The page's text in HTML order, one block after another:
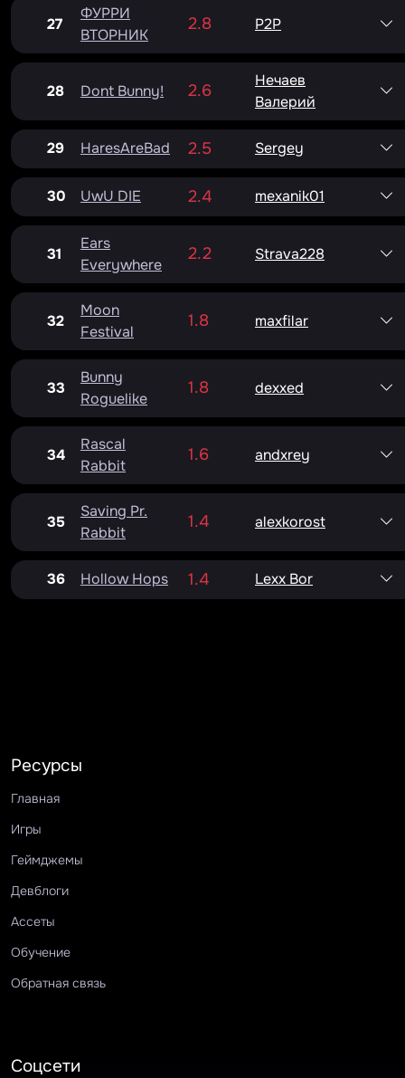
27
ФУРРИ
ВТОРНИК
2.8 P2P
28 Dont Bunny! 2.6
Нечаев
Валерий
29 HaresAreBad 2.5 Sergey
30 UwU DIE 2.4 mexanik01
31
Ears
Everywhere
2.2 Strava228
32
Moon
Festival
1.8 maxfilar
33
Bunny
Roguelike
1.8 dexxed
34
Rascal
Rabbit
1.6 andxrey
35
Saving Pr.
Rabbit
1.4 alexkorost
36 Hollow Hops 1.4 Lexx Bor
Ресурсы
Главная
Игры
Геймджемы
Девблоги
Ассеты
Обучение
Обратная связь
Соцсети